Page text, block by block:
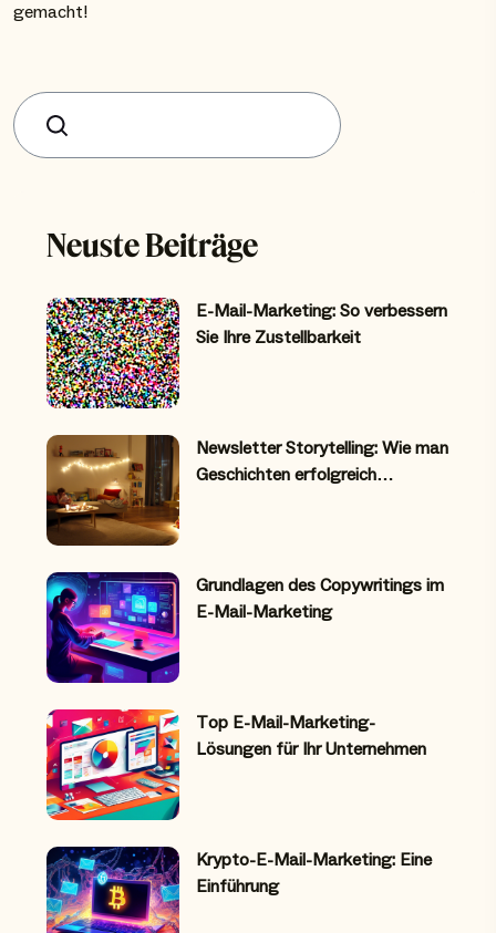
gemacht!
Suchen
Neuste Beiträge
E-Mail-Marketing: So verbessern
Sie Ihre Zustellbarkeit
Newsletter Storytelling: Wie man
Geschichten erfolgreich…
Grundlagen des Copywritings im
E-Mail-Marketing
Top E-Mail-Marketing-
Lösungen für Ihr Unternehmen
Krypto-E-Mail-Marketing: Eine
Einführung